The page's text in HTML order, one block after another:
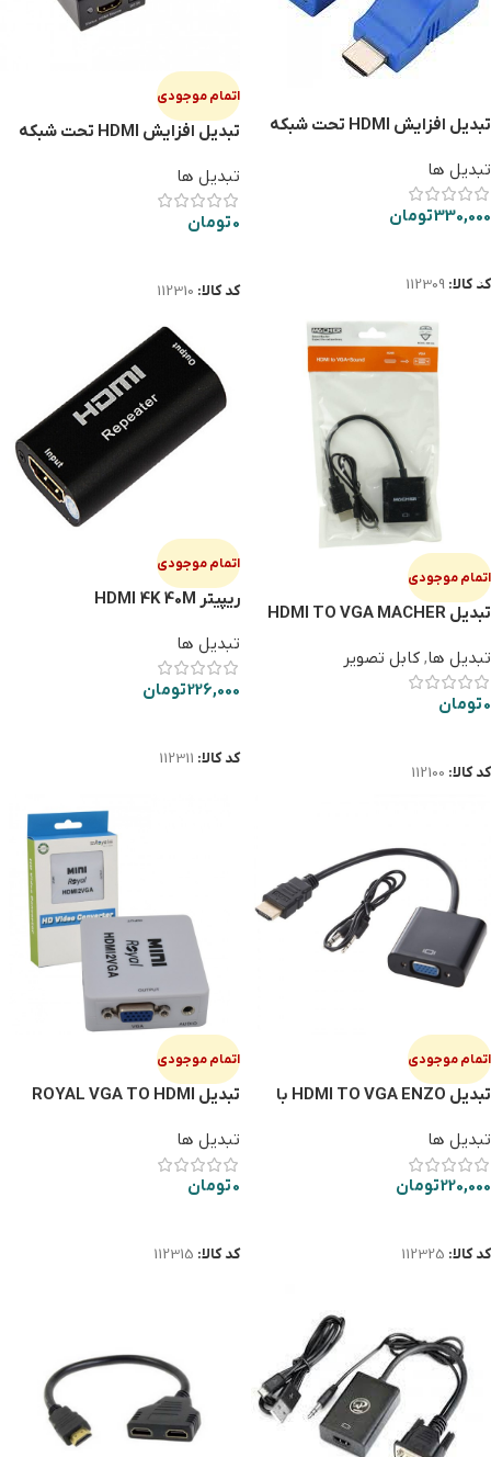
تبدیل افزایش HDMI تحت شبکه
تبدیل ها
330,000تومان
کد کالا: 112309
اتمام موجودی
تبدیل افزایش HDMI تحت شبکه
تبدیل ها
0تومان
کد کالا: 112310
اتمام موجودی
تبدیل HDMI TO VGA MACHER
تبدیل ها, کابل تصویر
0تومان
کد کالا: 112100
اتمام موجودی
ریپیتر HDMI 4K 40M
تبدیل ها
226,000تومان
کد کالا: 112311
اتمام موجودی
تبدیل HDMI TO VGA ENZO با
تبدیل ها
220,000تومان
کد کالا: 112325
اتمام موجودی
تبدیل ROYAL VGA TO HDMI
تبدیل ها
0تومان
کد کالا: 112315